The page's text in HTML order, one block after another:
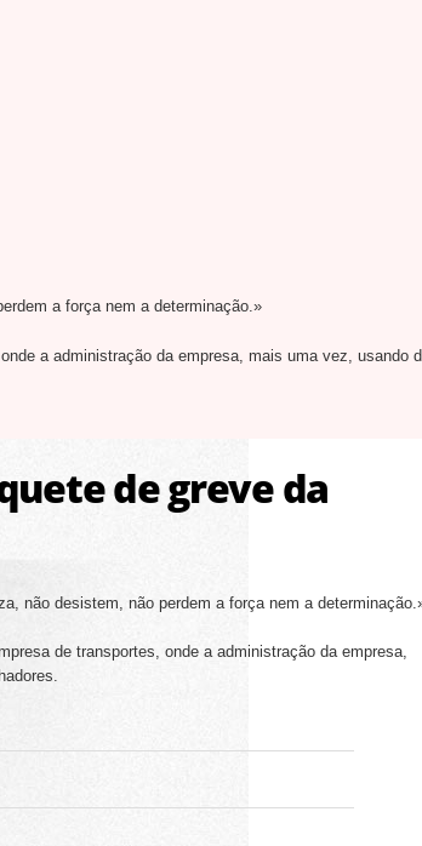
a força nem a determinação.»
a administração da empresa, mais uma vez, usando
de greve da
não desistem, não perdem a força nem a
de transportes, onde a administração da empresa,